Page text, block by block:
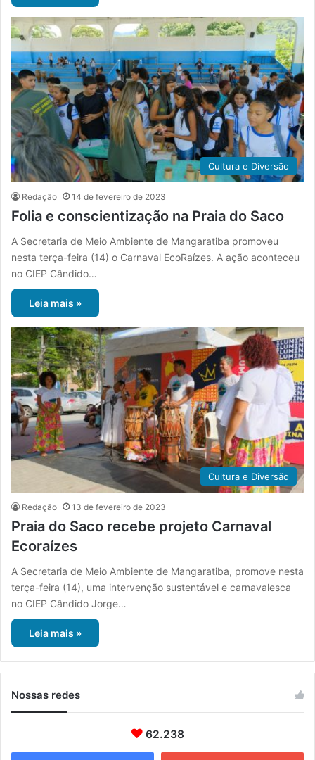
Cultura e Diversão
Redação 14 de fevereiro de 2023
Folia e conscientização na Praia do Saco
A Secretaria de Meio Ambiente de Mangaratiba promoveu
nesta terça-feira (14) o Carnaval EcoRaízes. A ação aconteceu
no CIEP Cândido…
Leia mais »
Cultura e Diversão
Redação 13 de fevereiro de 2023
Praia do Saco recebe projeto Carnaval
Ecoraízes
A Secretaria de Meio Ambiente de Mangaratiba, promove nesta
terça-feira (14), uma intervenção sustentável e carnavalesca
no CIEP Cândido Jorge…
Leia mais »
Nossas redes
62.238